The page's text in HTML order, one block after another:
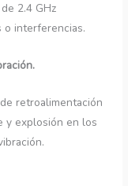
2.4 GHz
o interferencias.
retroalimentación
y explosión en los